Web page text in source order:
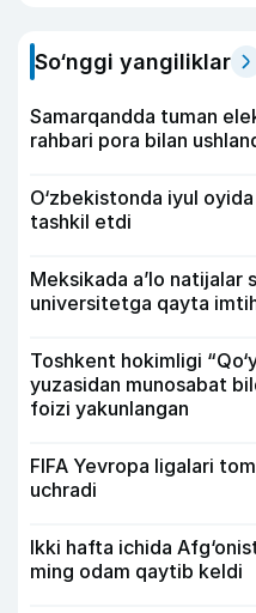
So‘nggi yangiliklar
Samarqandda tuman
rahbari pora bilan
O‘zbekistonda iyul
tashkil etdi
Meksikada a’lo
universitetga qayta
Toshkent hokimligi
yuzasidan munosabat
foizi yakunlangan
FIFA Yevropa ligalari
uchradi
Ikki hafta ichida
ming odam qaytib keldi